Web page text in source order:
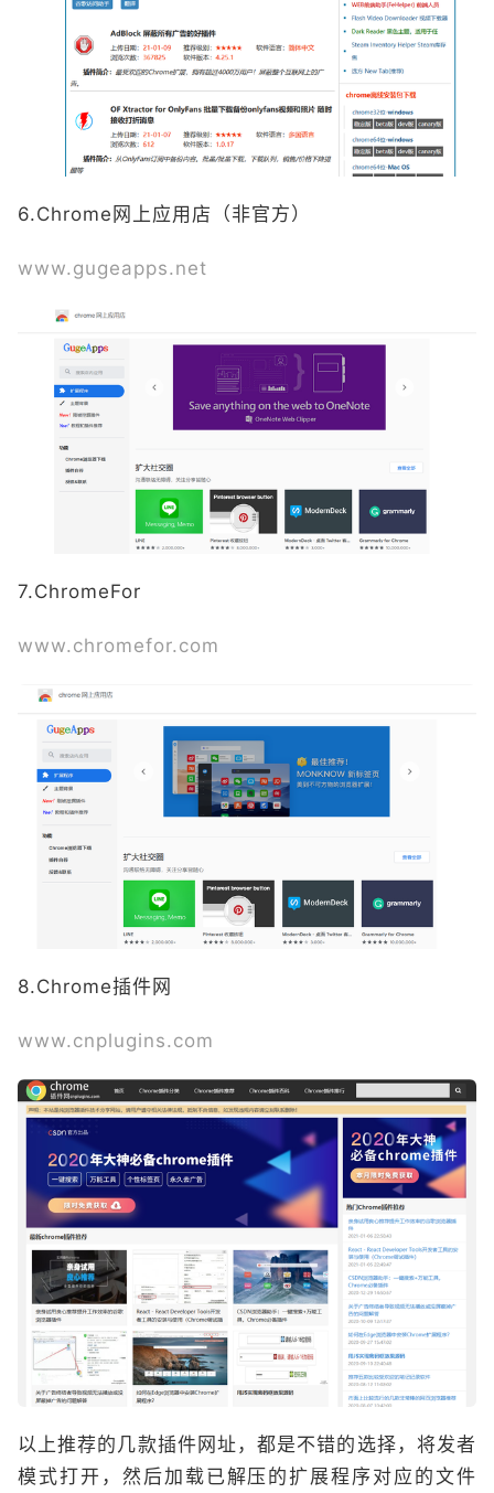
6.Chrome网上应用店（非官方）
www.gugeapps.net
7.ChromeFor
www.chromefor.com
8.Chrome插件网
www.cnplugins.com
以上推荐的几款插件网址，都是不错的选择，将发者
模式打开，然后加载已解压的扩展程序对应的文件